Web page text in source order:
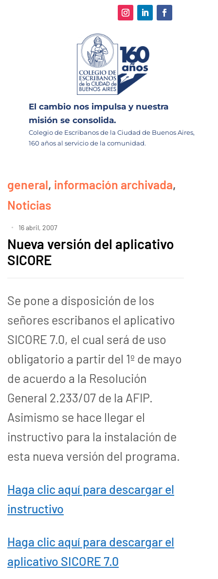
El cambio nos impulsa y nuestra
misión se consolida.
Colegio de Escribanos de la Ciudad de Buenos Aires,
160 años al servicio de la comunidad.
general, información archivada,
Noticias
16 abril, 2007
Nueva versión del aplicativo
SICORE
Se pone a disposición de los
señores escribanos el aplicativo
SICORE 7.0, el cual será de uso
obligatorio a partir del 1º de mayo
de acuerdo a la Resolución
General 2.233/07 de la AFIP.
Asimismo se hace llegar el
instructivo para la instalación de
esta nueva versión del programa.
Haga clic aquí para descargar el
instructivo
Haga clic aquí para descargar el
aplicativo SICORE 7.0